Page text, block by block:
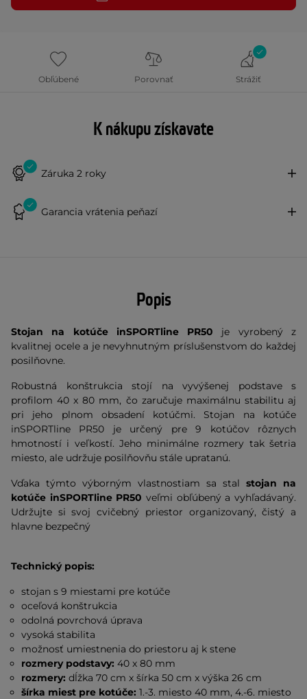
Obľúbené Porovnať Strážiť
K nákupu získavate
Záruka 2 roky
Garancia vrátenia peňazí
Popis
Stojan na kotúče inSPORTline PR50 je vyrobený z
kvalitnej ocele a je nevyhnutným príslušenstvom do každej
posilňovne.
Robustná konštrukcia stojí na vyvýšenej podstave s
profilom 40 x 80 mm, čo zaručuje maximálnu stabilitu aj
pri jeho plnom obsadení kotúčmi. Stojan na kotúče
inSPORTline PR50 je určený pre 9 kotúčov rôznych
hmotností i veľkostí. Jeho minimálne rozmery tak šetria
miesto, ale udržuje posilňovňu stále upratanú.
Vďaka týmto výborným vlastnostiam sa stal stojan na
kotúče inSPORTline PR50 veľmi obľúbený a vyhľadávaný.
Udržujte si svoj cvičebný priestor organizovaný, čistý a
hlavne bezpečný
Technický popis:
stojan s 9 miestami pre kotúče
oceľová konštrukcia
odolná povrchová úprava
vysoká stabilita
možnosť umiestnenia do priestoru aj k stene
rozmery podstavy: 40 x 80 mm
rozmery: dĺžka 70 cm x šírka 50 cm x výška 26 cm
šírka miest pre kotúče:1.-3. miesto 40 mm, 4.-6. miesto